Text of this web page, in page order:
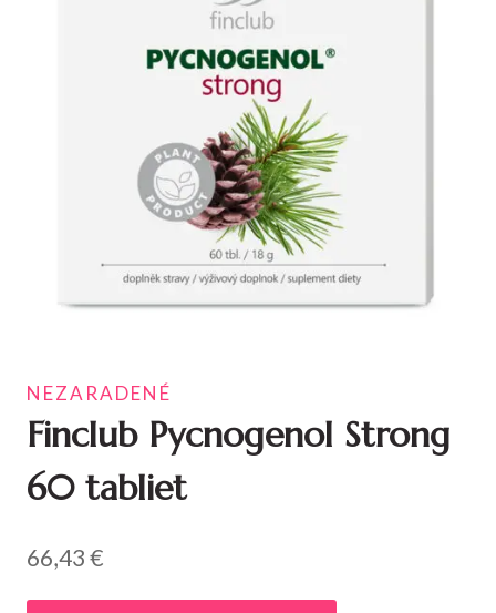
NEZARADENÉ
Finclub Pycnogenol Strong
60 tabliet
66,43€